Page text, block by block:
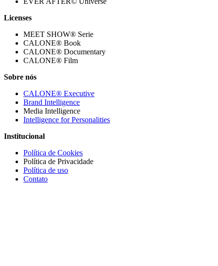
Licenses
MEET SHOW® Serie
CALONE® Book
CALONE® Documentary
CALONE® Film
Sobre nós
CALONE® Executive
Brand Intelligence
Media Intelligence
Intelligence for Personalities
Institucional
Política de Cookies
Política de Privacidade
Política de uso
Contato